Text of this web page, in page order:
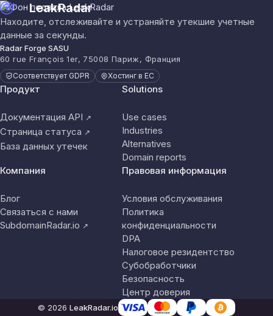
LeakRadar
Находите, отслеживайте и устраняйте утекшие учетные
данные за секунды.
Radar Forge SASU
60 rue François 1er, 75008 Париж, Франция
Соответствует GDPR Хостинг в ЕС
Продукт
Документация API ↗
Страница статуса ↗
База данных утечек
Solutions
Use cases
Industries
Alternatives
Domain reports
Компания
Блог
Связаться с нами
SubdomainRadar.io ↗
Правовая информация
Условия обслуживания
Политика
конфиденциальности
DPA
Налоговое резидентство
Субобработчики
Безопасность
Центр доверия
© 2026 LeakRadar.io